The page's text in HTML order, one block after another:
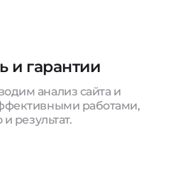
и гарантии
анализ сайта и
работами,
результат.